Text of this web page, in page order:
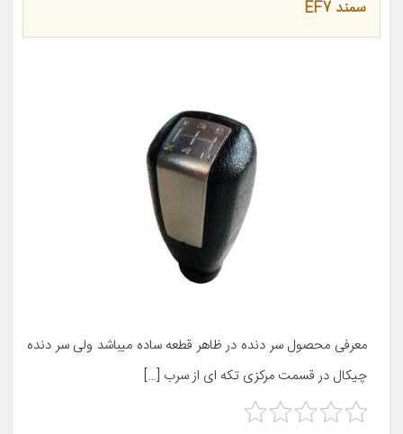
سمند EF7
معرفی محصول سر دنده در ظاهر قطعه ساده میباشد ولی سر دنده
چیکال در قسمت مرکزی تکه ای از سرب […]